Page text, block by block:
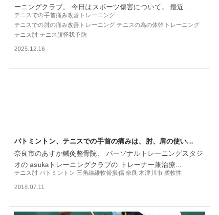
ーニングクラブ。 今日はスポーツ傷害について。 最近...
テニスでの手首痛み改善トレーニング
テニスでの肘の痛み改善トレーニング テニスの為の体幹トレーニング
テニス肘 テニス膝怪我予防
2025.12.16
バトミントン、テニスでの手首の痛みは、肘、肩の使い...
奈良市のあすか鍼灸整骨院、 パーソナルトレーニングスタジ
オの asukaトレーニングクラブの トレーナー兼治療...
テニス肘 バトミントン 三角線維軟骨損傷 奈良 木津川市 柔軟性
2018.07.11